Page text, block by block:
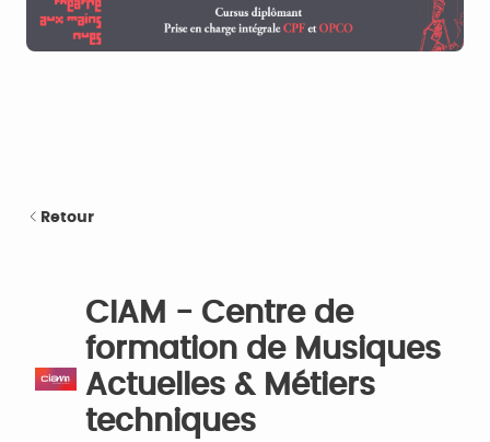
Retour
CIAM - Centre de
formation de Musiques
Actuelles & Métiers
techniques